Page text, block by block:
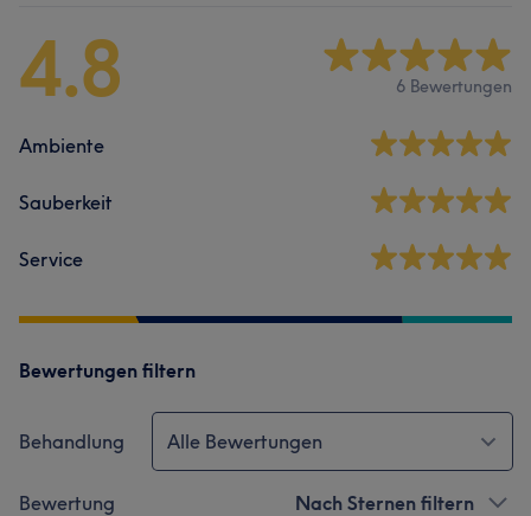
4.8 6 Bewertungen
Ambiente
Sauberkeit
Service
Bewertungen filtern
Behandlung Alle Bewertungen
Bewertung Nach Sternen filtern